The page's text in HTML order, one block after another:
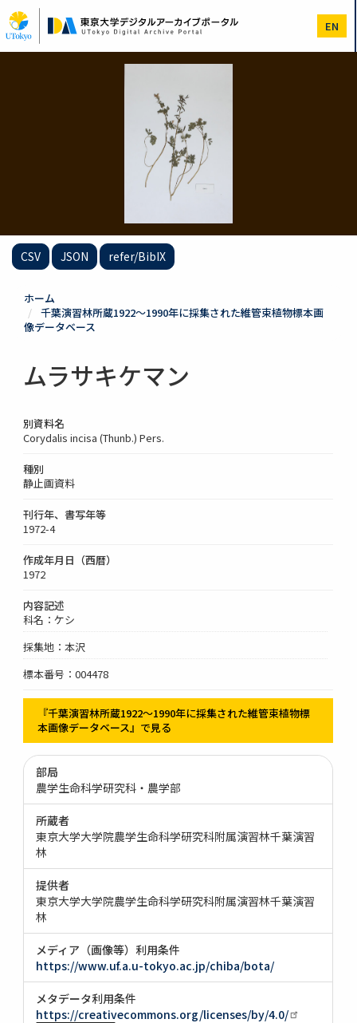
イ
ン
コ
EN
CSV JSON refer/BibIX
ホーム
千葉演習林所蔵1922～1990年に採集された維管束植物標本画
像データベース
ムラサキケマン
別資料名
Corydalis incisa (Thunb.) Pers.
種別
静止画資料
刊行年、書写年等
1972-4
作成年月日（西暦）
1972
内容記述
科名：ケシ
採集地：本沢
標本番号：004478
『千葉演習林所蔵1922～1990年に採集された維管束植物標
本画像データベース』で見る
部局
農学生命科学研究科・農学部
所蔵者
東京大学大学院農学生命科学研究科附属演習林千葉演習
林
提供者
東京大学大学院農学生命科学研究科附属演習林千葉演習
林
メディア（画像等）利用条件
https://www.uf.a.u-tokyo.ac.jp/chiba/bota/
メタデータ利用条件
https://creativecommons.org/licenses/by/4.0/